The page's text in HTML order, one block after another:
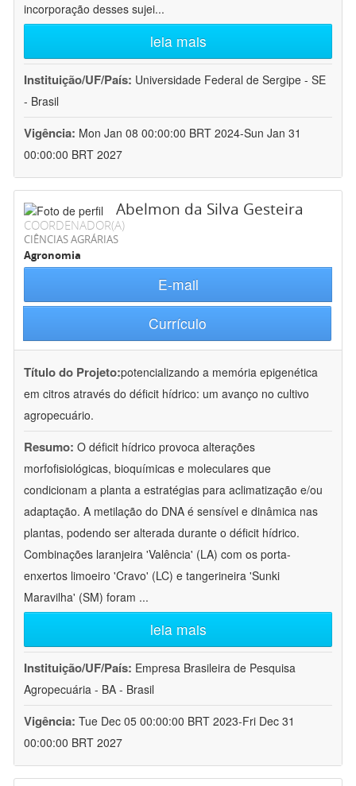
incorporação desses sujei...
leia mais
Instituição/UF/País: Universidade Federal de Sergipe - SE
- Brasil
Vigência: Mon Jan 08 00:00:00 BRT 2024-Sun Jan 31
00:00:00 BRT 2027
Abelmon da Silva Gesteira
COORDENADOR(A)
CIÊNCIAS AGRÁRIAS
Agronomia
E-mail
Currículo
Título do Projeto:potencializando a memória epigenética
em citros através do déficit hídrico: um avanço no cultivo
agropecuário.
Resumo: O déficit hídrico provoca alterações
morfofisiológicas, bioquímicas e moleculares que
condicionam a planta a estratégias para aclimatização e/ou
adaptação. A metilação do DNA é sensível e dinâmica nas
plantas, podendo ser alterada durante o déficit hídrico.
Combinações laranjeira 'Valência' (LA) com os porta-
enxertos limoeiro 'Cravo' (LC) e tangerineira 'Sunki
Maravilha' (SM) foram ...
leia mais
Instituição/UF/País: Empresa Brasileira de Pesquisa
Agropecuária - BA - Brasil
Vigência: Tue Dec 05 00:00:00 BRT 2023-Fri Dec 31
00:00:00 BRT 2027